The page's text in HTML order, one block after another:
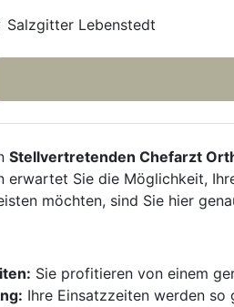
Salzgitter Lebenstedt
Stellvertretenden Chefarzt
erwartet Sie die Möglichkeit,
möchten, sind Sie hier
Sie profitieren von einem
Ihre Einsatzzeiten werden so